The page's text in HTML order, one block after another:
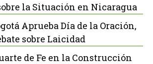
la Situación en Nicaragua
Aprueba Día de la Oración,
sobre Laicidad
de Fe en la Construcción